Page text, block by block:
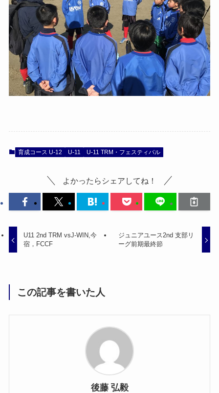
育成コース U-12 U-11 U-11 TRM・フェスティバル
よかったらシェアしてね！
U11 2nd TRM vsJ-WIN,今
宿，FCCF
ジュニアユース2nd 支部リ
ーグ前期最終節
この記事を書いた人
後藤 弘毅